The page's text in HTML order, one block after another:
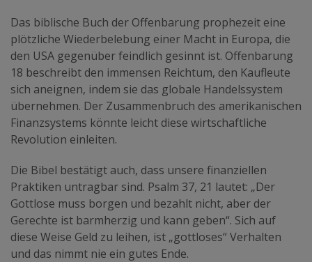
Das biblische Buch der Offenbarung prophezeit eine
plötzliche Wiederbelebung einer Macht in Europa, die
den USA gegenüber feindlich gesinnt ist. Offenbarung
18 beschreibt den immensen Reichtum, den Kaufleute
sich aneignen, indem sie das globale Handelssystem
übernehmen. Der Zusammenbruch des amerikanischen
Finanzsystems könnte leicht diese wirtschaftliche
Revolution einleiten.
Die Bibel bestätigt auch, dass unsere finanziellen
Praktiken untragbar sind. Psalm 37, 21 lautet: „Der
Gottlose muss borgen und bezahlt nicht, aber der
Gerechte ist barmherzig und kann geben“. Sich auf
diese Weise Geld zu leihen, ist „gottloses“ Verhalten
und das nimmt nie ein gutes Ende.